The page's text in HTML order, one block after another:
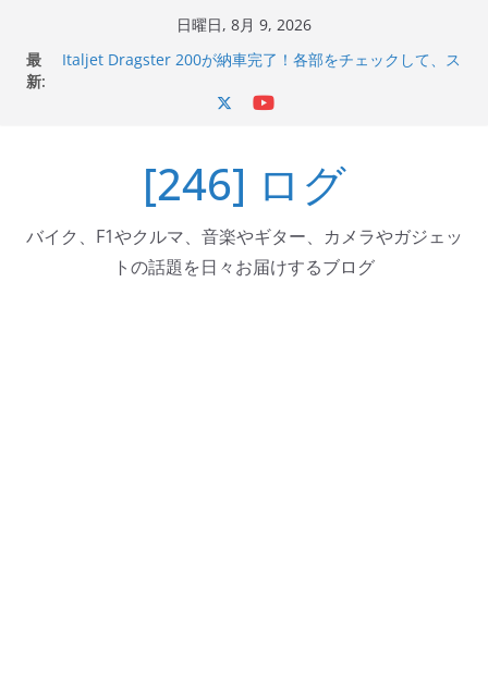
日曜日, 8月 9, 2026
最
新:
Italjet Dragster 200のフロントISSサスの動きが判ったら
コーナリングが楽しくなった
Italjet Dragster 200が納車完了！各部をチェックして、ス
岩手県奥州市へのふるさと納税で KGR HARMONY 南部鉄
器エフェクターが返礼品でもらえる！
[246] ログ
バイク、F1やクルマ、音楽やギター、カメラやガジェッ
トの話題を日々お届けするブログ